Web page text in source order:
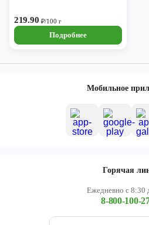
219.90 ₽/100 г
Подробнее
Мобильное
Горячая
Ежедневно с 8:30
8-800-100-